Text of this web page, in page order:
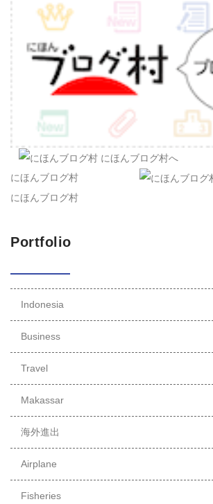
にほんブログ村
にほんブログ村
Portfolio
Indonesia
Business
Travel
Makassar
海外進出
Airplane
Fisheries